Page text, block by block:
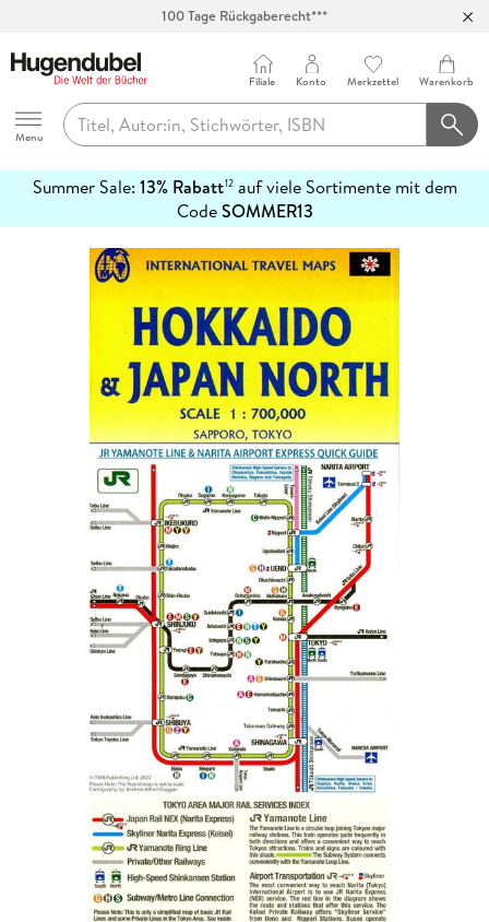
100 Tage Rückgaberecht***
Hugendubel
Menu
Filiale Konto Merkzettel Warenkorb
Summer Sale: 13% Rabatt12auf viele Sortimente mit dem
CodeSOMMER13
erfahren